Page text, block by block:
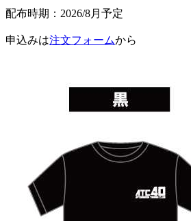
配布時期：2026/8月予定
申込みは注文フォームから